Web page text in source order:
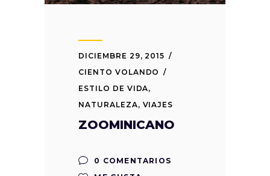
DICIEMBRE 29, 2015
CIENTO VOLANDO
ESTILO DE VIDA,
NATURALEZA, VIAJES
ZOOMINICANO
0 COMENTARIOS